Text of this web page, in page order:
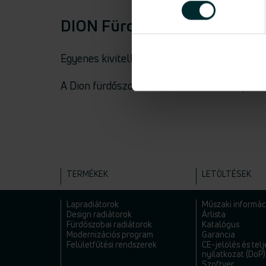
DION Fürdőszobai
Egyenes kivitelben, négypont
A Dion fürdőszobai csőradiátorokba
TERMÉKEK
Lapradiátorok
Design radiátorok
Fürdőszobai radiátorok
Modernizációs program
Felületfűtési rendszerek
LETÖLTÉSEK
Műszaki
Árlista
Katalógus
Garancia
CE-jelölés és
nyilatkozat (DoP)